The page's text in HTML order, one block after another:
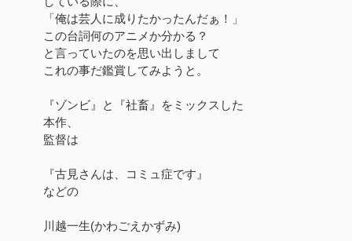
「俺は芸人に成りたかったんだぁ！」
この台詞何のアニメか分かる？
と言っていたのを思い出しまして
これの事だ鑑賞してみようと。
『ゾンビ』と『社畜』をミックスした
本作、
監督は
『古見さんは、コミュ症です』
などの
川越一生(かわごえかずみ)